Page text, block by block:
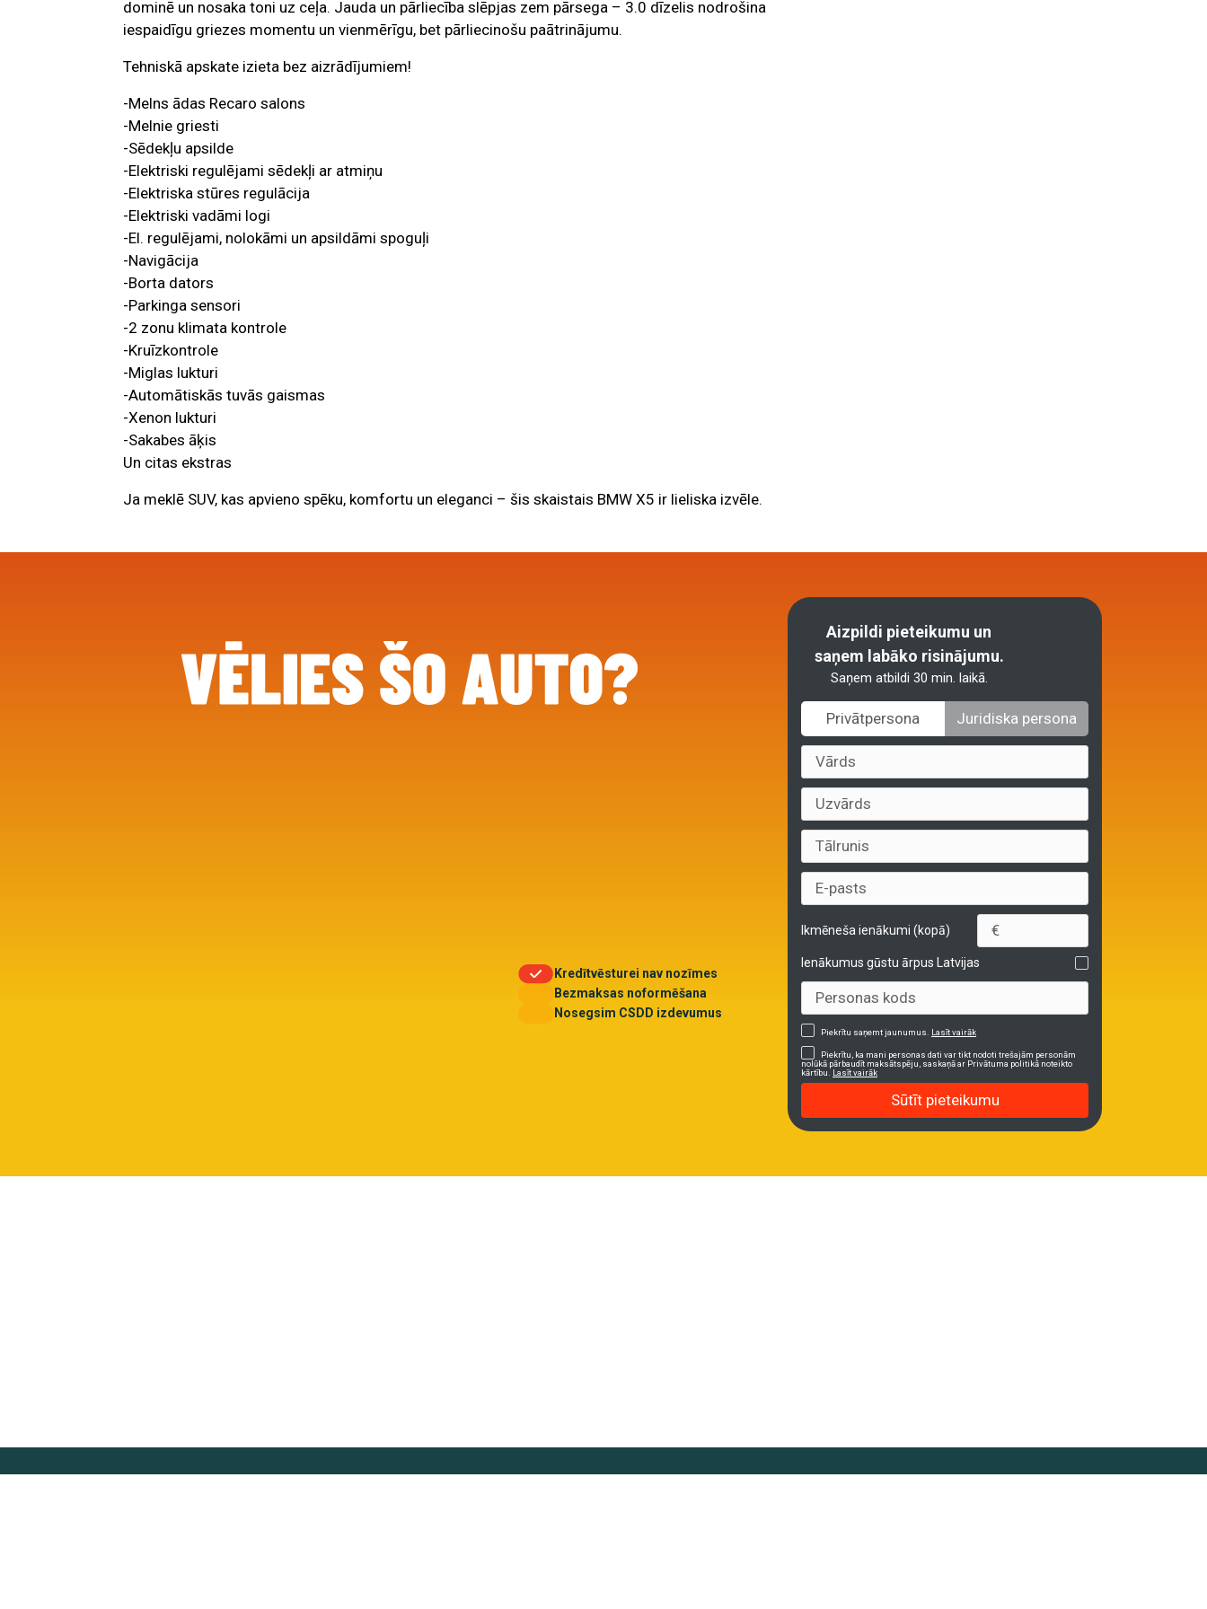
dominē un nosaka toni uz ceļa. Jauda un pārliecība slēpjas zem pārsega – 3.0 dīzelis nodrošina
iespaidīgu griezes momentu un vienmērīgu, bet pārliecinošu paātrinājumu.
Tehniskā apskate izieta bez aizrādījumiem!
-Melns ādas Recaro salons
-Melnie griesti
-Sēdekļu apsilde
-Elektriski regulējami sēdekļi ar atmiņu
-Elektriska stūres regulācija
-Elektriski vadāmi logi
-El. regulējami, nolokāmi un apsildāmi spoguļi
-Navigācija
-Borta dators
-Parkinga sensori
-2 zonu klimata kontrole
-Kruīzkontrole
-Miglas lukturi
-Automātiskās tuvās gaismas
-Xenon lukturi
-Sakabes āķis
Un citas ekstras
Ja meklē SUV, kas apvieno spēku, komfortu un eleganci – šis skaistais BMW X5 ir lieliska izvēle.
Aizpildi pieteikumu un
saņem labāko risinājumu.
Saņem atbildi 30 min. laikā.
Privātpersona Juridiska persona
Ikmēneša ienākumi (kopā)
Ienākumus gūstu ārpus Latvijas
Piekrītu saņemt jaunumus. Lasīt vairāk
Piekrītu, ka mani personas dati var tikt nodoti trešajām personām
nolūkā pārbaudīt maksātspēju, saskaņā ar Privātuma politikā noteikto
kārtību. Lasīt vairāk
Sūtīt pieteikumu
Kredītvēsturei nav nozīmes
Bezmaksas noformēšana
Nosegsim CSDD izdevumus